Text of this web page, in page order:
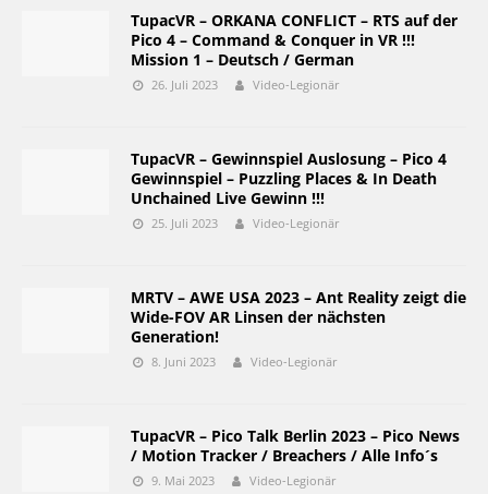
TupacVR – ORKANA CONFLICT – RTS auf der
Pico 4 – Command & Conquer in VR !!!
Mission 1 – Deutsch / German
26. Juli 2023 Video-Legionär
TupacVR – Gewinnspiel Auslosung – Pico 4
Gewinnspiel – Puzzling Places & In Death
Unchained Live Gewinn !!!
25. Juli 2023 Video-Legionär
MRTV – AWE USA 2023 – Ant Reality zeigt die
Wide-FOV AR Linsen der nächsten
Generation!
8. Juni 2023 Video-Legionär
TupacVR – Pico Talk Berlin 2023 – Pico News
/ Motion Tracker / Breachers / Alle Info´s
9. Mai 2023 Video-Legionär